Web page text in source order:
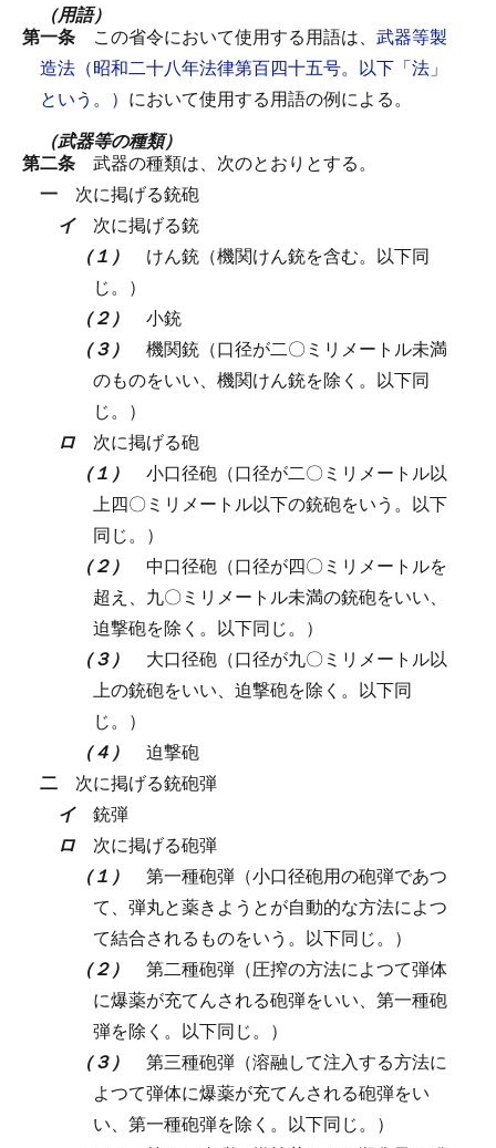
（用語）
第一条 この省令において使用する用語は、 武器等製
造法（昭和二十八年法律第百四十五号。以下「法」
という。） において使用する用語の例による。
（武器等の種類）
第二条 武器の種類は、次のとおりとする。
一 次に掲げる銃砲
イ 次に掲げる銃
（１） けん銃（機関けん銃を含む。以下同
じ。）
（２） 小銃
（３） 機関銃（口径が二〇ミリメートル未満
のものをいい、機関けん銃を除く。以下同
じ。）
ロ 次に掲げる砲
（１） 小口径砲（口径が二〇ミリメートル以
上四〇ミリメートル以下の銃砲をいう。以下
同じ。）
（２） 中口径砲（口径が四〇ミリメートルを
超え、九〇ミリメートル未満の銃砲をいい、
迫撃砲を除く。以下同じ。）
（３） 大口径砲（口径が九〇ミリメートル以
上の銃砲をいい、迫撃砲を除く。以下同
じ。）
（４） 迫撃砲
二 次に掲げる銃砲弾
イ 銃弾
ロ 次に掲げる砲弾
（１） 第一種砲弾（小口径砲用の砲弾であつ
て、弾丸と薬きようとが自動的な方法によつ
て結合されるものをいう。以下同じ。）
（２） 第二種砲弾（圧搾の方法によつて弾体
に爆薬が充てんされる砲弾をいい、第一種砲
弾を除く。以下同じ。）
（３） 第三種砲弾（溶融して注入する方法に
よつて弾体に爆薬が充てんされる砲弾をい
い、第一種砲弾を除く。以下同じ。）